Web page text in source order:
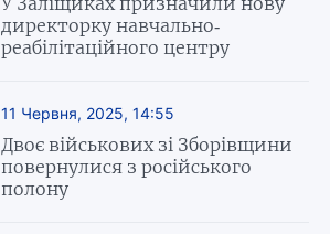
директорку навчально-
реабілітаційного центру
11 Червня, 2025, 14:55
Двоє військових зі Зборівщини
повернулися з російського
полону